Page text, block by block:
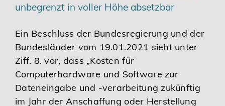
Karriere
Services
unbegrenzt in voller Höhe absetzbar
Ein Beschluss der Bundesregierung und der
Bundesländer vom 19.01.2021 sieht unter
Ziff. 8. vor, dass „Kosten für
Computerhardware und Software zur
Dateneingabe und -verarbeitung zukünftig
im Jahr der Anschaffung oder Herstellung